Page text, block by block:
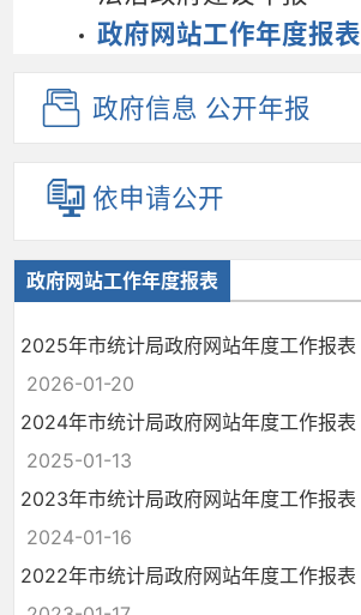
政府网站工作年度报表
政府信息 公开年报
依申请公开
政府网站工作年度报表
2025年市统计局政府网站年度工作报表
2026-01-20
2024年市统计局政府网站年度工作报表
2025-01-13
2023年市统计局政府网站年度工作报表
2024-01-16
2022年市统计局政府网站年度工作报表